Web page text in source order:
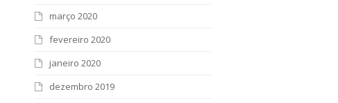
março 2020
fevereiro 2020
janeiro 2020
dezembro 2019